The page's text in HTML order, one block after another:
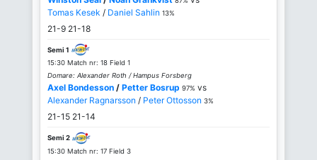
Tomas Kesek / Daniel Sahlin 13%
21-9 21-18
Semi 1
15:30 Match nr: 18 Field 1
Domare: Alexander Roth / Hampus Forsberg
Axel Bondesson / Petter Bosrup 97% vs
Alexander Ragnarsson / Peter Ottosson 3%
21-15 21-14
Semi 2
15:30 Match nr: 17 Field 3